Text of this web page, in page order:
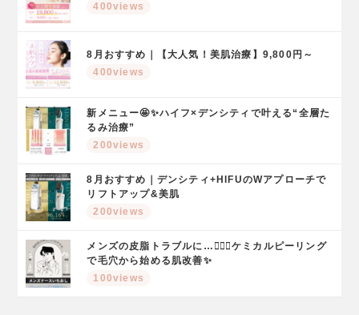
400views
8月おすすめ｜【大人気！美肌治療】9,800円～
400views
新メニュー🤩✨ハイフ×デンシティで叶える“全層た
るみ治療”
200views
8月おすすめ｜デンシティ+HIFUのWアプローチで
リフトアップ&美肌
200views
メンズの皮脂トラブルに…🤦🏻‍♂️ケミカルピーリング
で毛穴から始める肌改善✨
100views